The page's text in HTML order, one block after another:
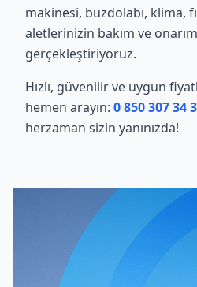
makinesi, buzdolabı, klima,
aletlerinizin bakım ve
gerçekleştiriyoruz.
Hızlı, güvenilir ve uygun
hemen arayın: 0 850 307 34
herzaman sizin yanınızda!